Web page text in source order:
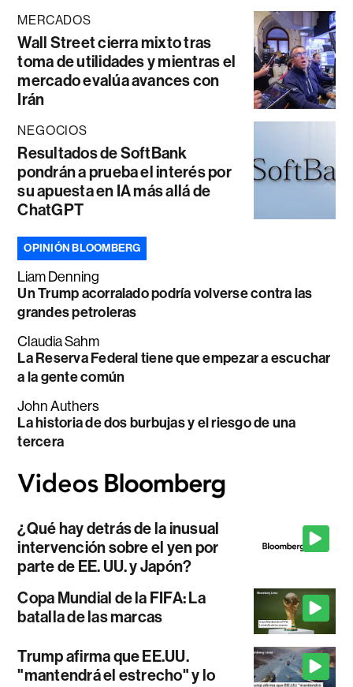
MERCADOS
Wall Street cierra mixto tras
toma de utilidades y mientras el
mercado evalúa avances con
Irán
NEGOCIOS
Resultados de SoftBank
pondrán a prueba el interés por
su apuesta en IA más allá de
ChatGPT
OPINIÓN BLOOMBERG
Liam Denning
Un Trump acorralado podría volverse contra las
grandes petroleras
Claudia Sahm
La Reserva Federal tiene que empezar a escuchar
a la gente común
John Authers
La historia de dos burbujas y el riesgo de una
tercera
¿Qué hay detrás de la inusual
intervención sobre el yen por
parte de EE. UU. y Japón?
Copa Mundial de la FIFA: La
batalla de las marcas
Trump afirma que EE.UU.
"mantendrá el estrecho" y lo